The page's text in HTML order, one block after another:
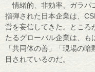
情緒的、非効率、ガラパ
指弾された日本企業は、
営を妄信してきた。ところ
たるグローバル企業は、も
「共同体の善」「現場の
目されているのだ。